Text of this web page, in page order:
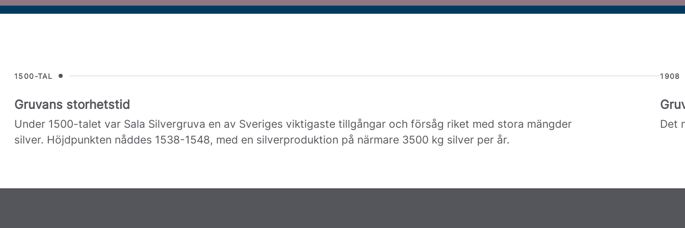
1500-TAL
Gruvans storhetstid
Under 1500-talet var Sala Silvergruva en av Sveriges viktigaste tillgångar och försåg riket med stora mängder
silver. Höjdpunkten nåddes 1538-1548, med en silverproduktion på närmare 3500 kg silver per år.
1908
Det